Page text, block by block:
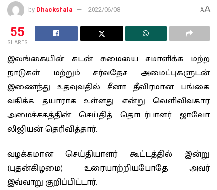
by Dhackshala 2022/06/08 AA
55
SHARES
இலங்கையின் கடன் சுமையை சமாளிக்க மற்ற
நாடுகள் மற்றும் சர்வதேச அமைப்புகளுடன்
இணைந்து உதவுவதில் சீனா தீவிரமான பங்கை
வகிக்க தயாராக உள்ளது என்று வெளிவிவகார
அமைச்சகத்தின் செய்தித் தொடர்பாளர் ஜாவோ
லிஜியன் தெரிவித்தார்.
வழக்கமான செய்தியாளர் கூட்டத்தில் இன்று
(புதன்கிழமை) உரையாற்றியபோதே அவர்
இவ்வாறு குறிப்பிட்டார்.